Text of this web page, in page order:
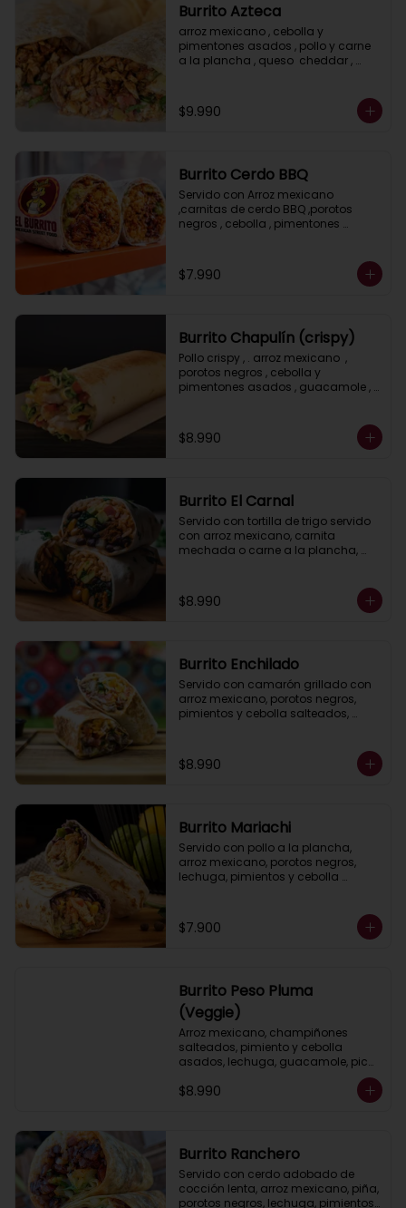
Burrito Azteca
arroz mexicano , cebolla y
pimentones asados , pollo y carne
a la plancha , queso  cheddar ,
$9.990
Burrito Cerdo BBQ
Servido con Arroz mexicano
,carnitas de cerdo BBQ ,porotos
negros , cebolla , pimentones
$7.990
Burrito Chapulín (crispy)
Pollo crispy , . arroz mexicano  ,
porotos negros , cebolla y
pimentones asados , guacamole ,
$8.990
Burrito El Carnal
Servido con tortilla de trigo servido
con arroz mexicano, carnita
mechada o carne a la plancha,
ranch (crema ácida).
$8.990
Burrito Enchilado
Servido con camarón grillado con
arroz mexicano, porotos negros,
pimientos y cebolla salteados,
$8.990
Burrito Mariachi
Servido con pollo a la plancha,
arroz mexicano, porotos negros,
lechuga, pimientos y cebolla
$7.900
Burrito Peso Pluma
(Veggie)
Arroz mexicano, champiñones
salteados, pimiento y cebolla
asados, lechuga, guacamole, pico
ácida).
$8.990
Burrito Ranchero
Servido con cerdo adobado de
cocción lenta, arroz mexicano, piña,
porotos negros, lechuga, pimientos